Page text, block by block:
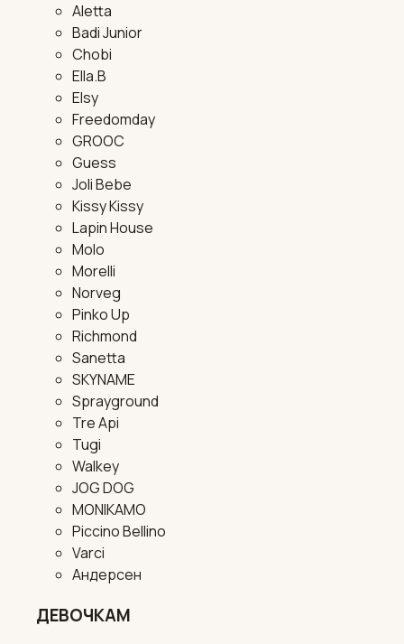
Aletta
Badi Junior
Chobi
Ella.B
Elsy
Freedomday
GROOC
Guess
Joli Bebe
Kissy Kissy
Lapin House
Molo
Morelli
Norveg
Pinko Up
Richmond
Sanetta
SKYNAME
Sprayground
Tre Api
Tugi
Walkey
JOG DOG
MONIKAMO
Piccino Bellino
Varci
Андерсен
ДЕВОЧКАМ